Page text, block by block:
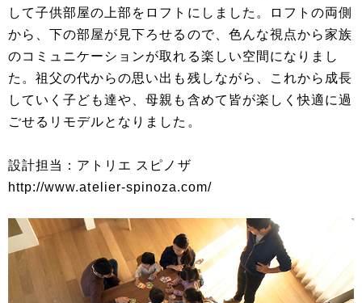
して子供部屋の上部をロフトにしました。ロフトの両側
から、下の部屋が見下ろせるので、色んな視点から家族
のコミュニケーションが取れる楽しい空間になりまし
た。祖父の代からの思い出も残しながら、これから成長
していく子ども達や、母親も含めて皆が楽しく快適に過
ごせるリモデルとなりました。
設計担当：アトリエ スピノザ
http://www.atelier-spinoza.com/